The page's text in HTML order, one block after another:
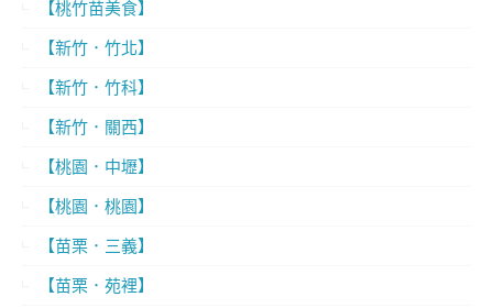
【桃竹苗美食】
【新竹．竹北】
【新竹．竹科】
【新竹．關西】
【桃園．中壢】
【桃園．桃園】
【苗栗．三義】
【苗栗．苑裡】